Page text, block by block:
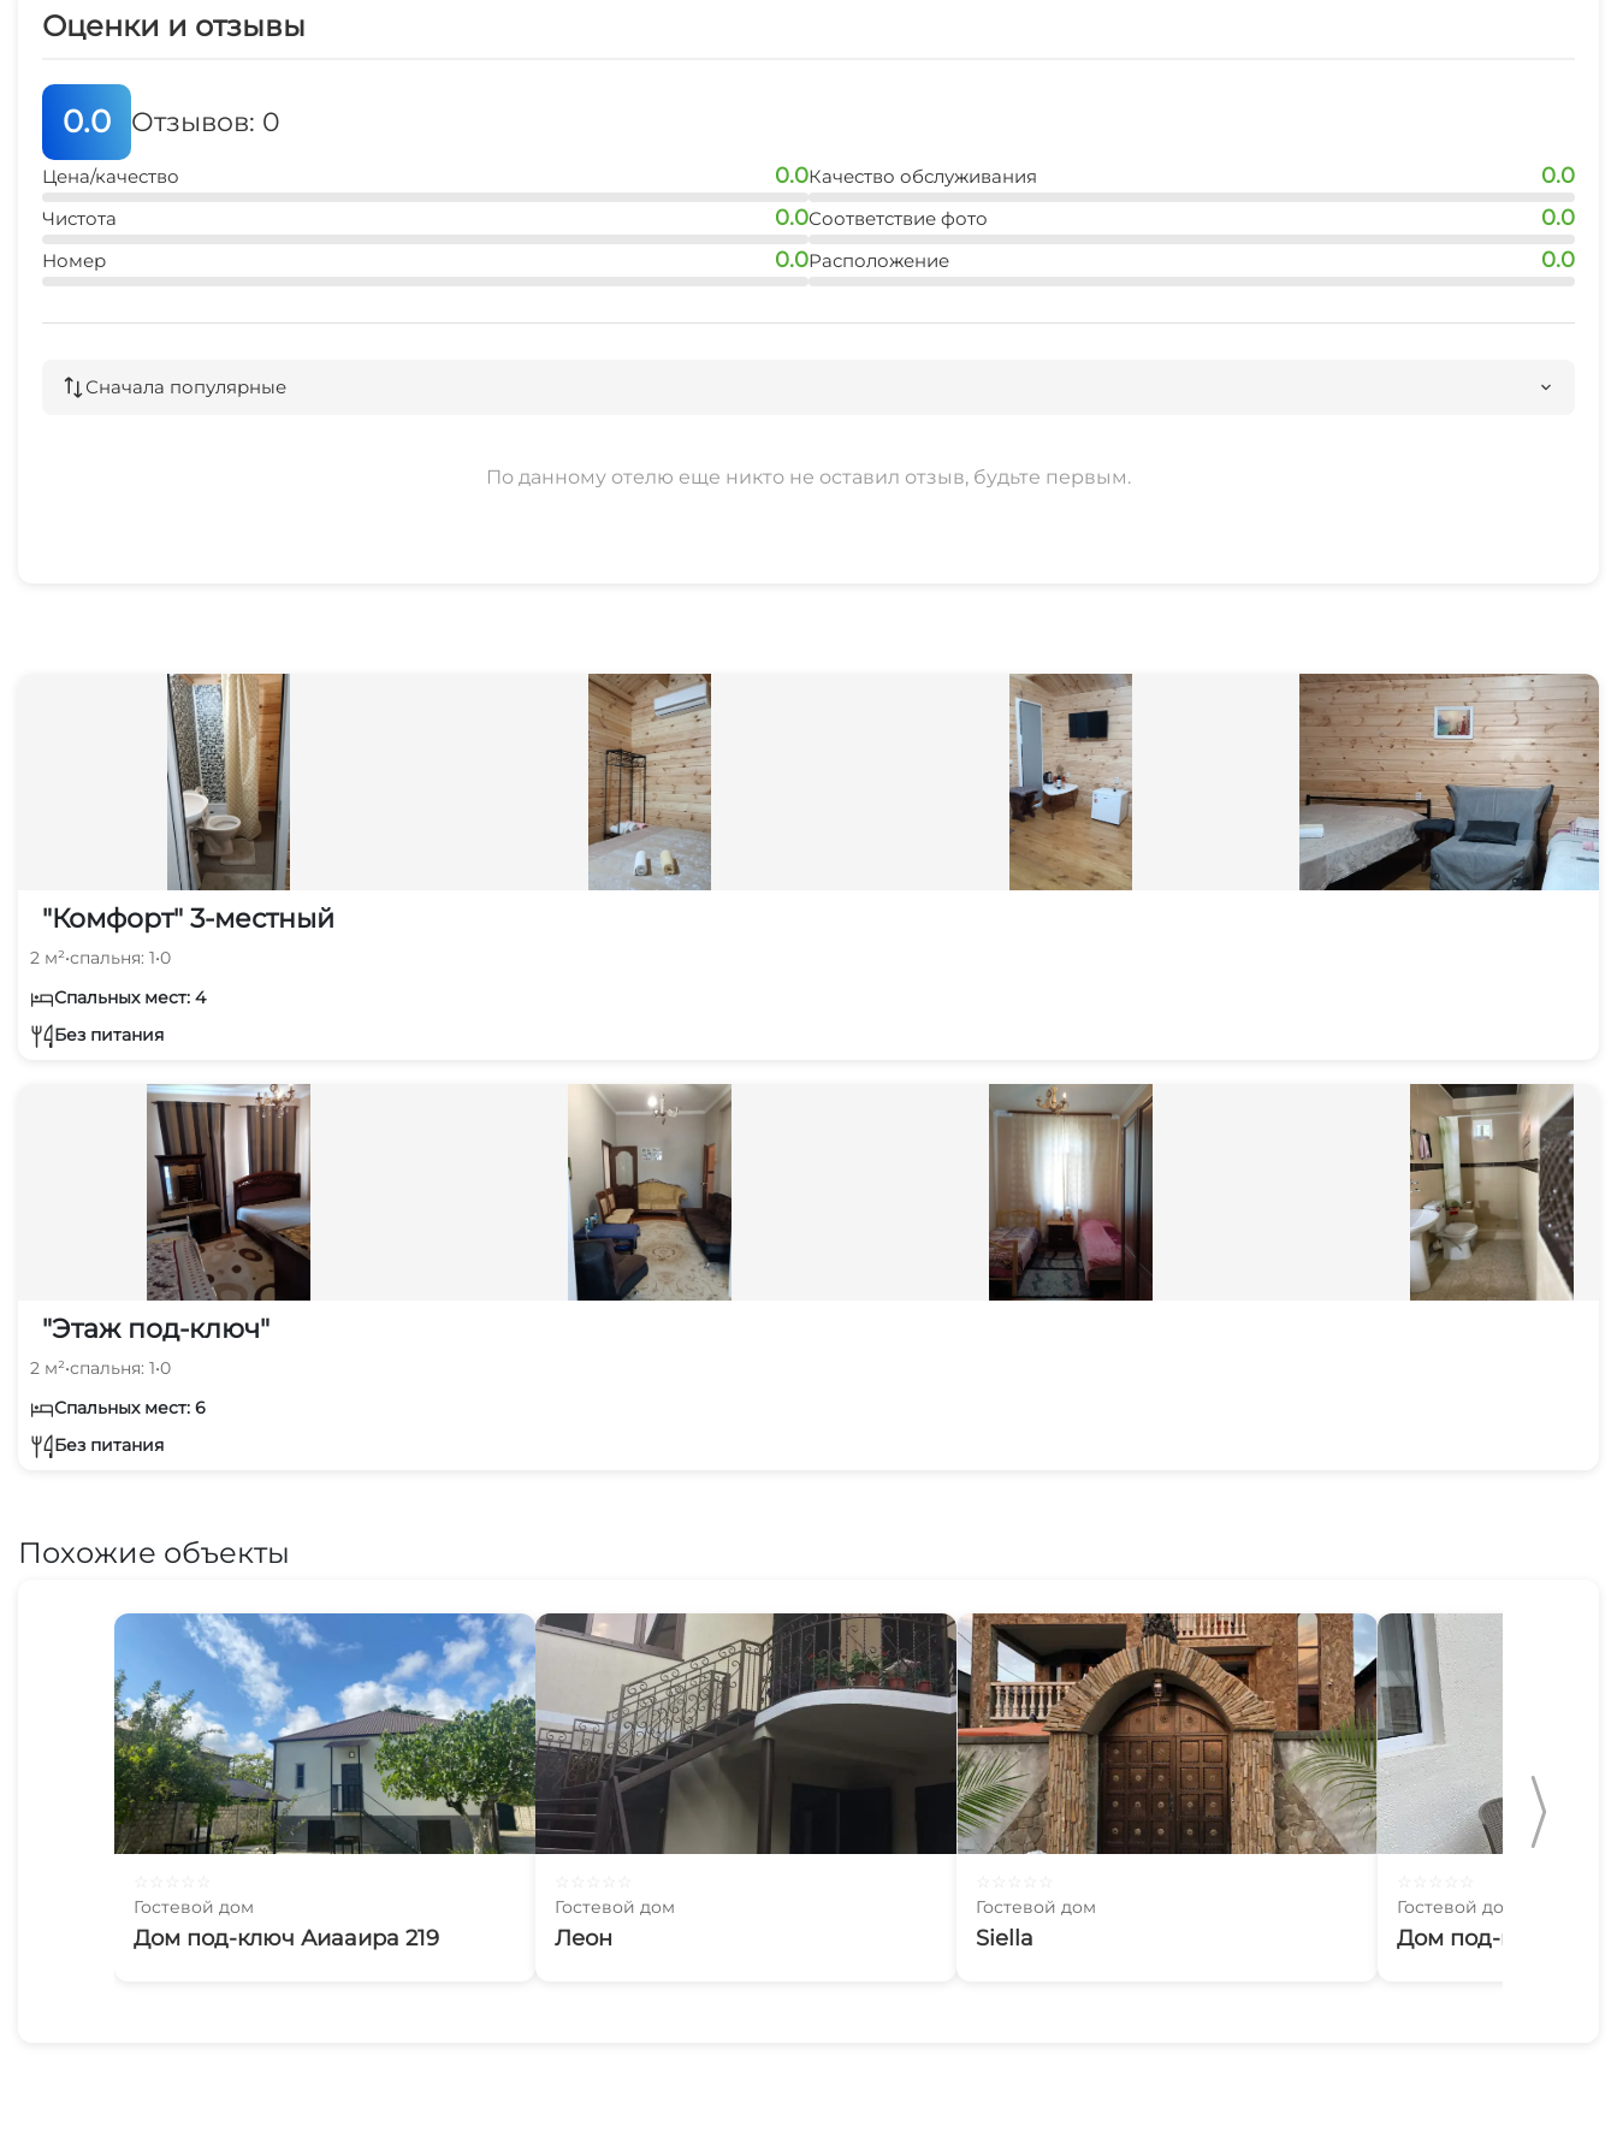
Семейные номера
Оценки и отзывы
0.0 Отзывов: 0
Цена/качество 0.0
Чистота 0.0
Номер 0.0
Качество обслуживания 0.0
Соответствие фото 0.0
Расположение 0.0
Сначала популярные
По данному отелю еще никто не оставил отзыв, будьте первым.
"Комфорт" 3-местный
2 м²•спальня: 1•0
Спальных мест: 4
Без питания
"Этаж под-ключ"
2 м²•спальня: 1•0
Спальных мест: 6
Без питания
Похожие объекты
Гостевой дом
Дом под-ключ Аиааира 219
Гостевой дом
Леон
Гостевой дом
Siella
Гостевой дом
Дом под-ключ